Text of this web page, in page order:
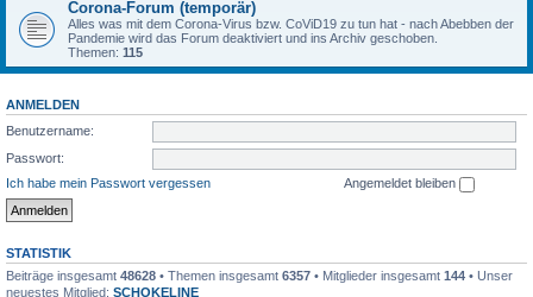
Corona-Forum (temporär)
Alles was mit dem Corona-Virus bzw. CoViD19 zu tun hat - nach Abebben der
Pandemie wird das Forum deaktiviert und ins Archiv geschoben.
Themen: 115
ANMELDEN
Benutzername:
Passwort:
Ich habe mein Passwort vergessen
Angemeldet bleiben
STATISTIK
Beiträge insgesamt 48628 • Themen insgesamt 6357 • Mitglieder insgesamt 144 • Unser
neuestes Mitglied: SCHOKELINE